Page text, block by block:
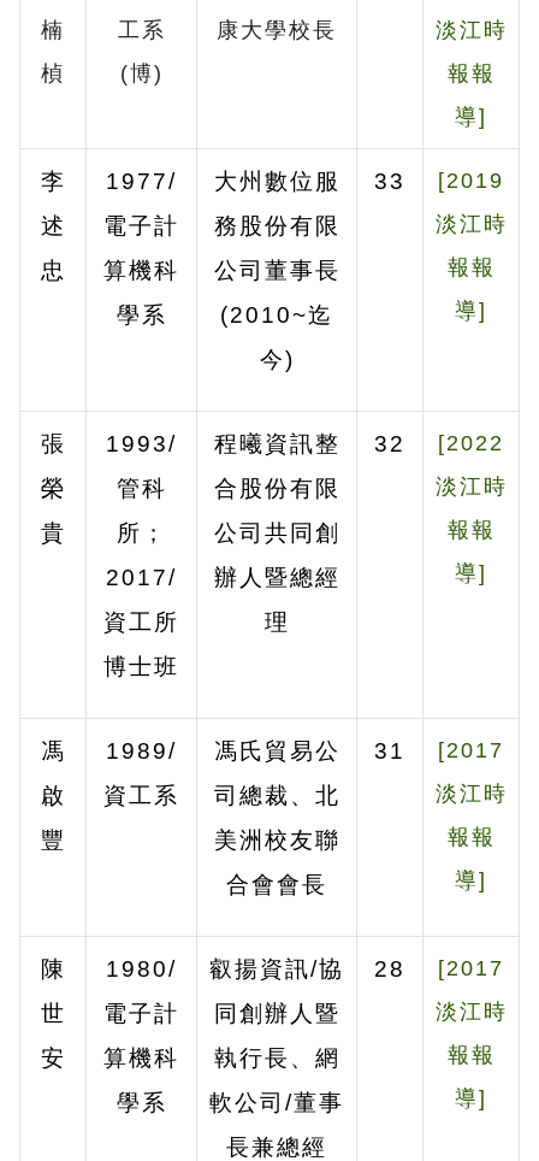
楠
楨
工系
(博)
康大學校長
淡江時
報報
導]
李
述
忠
1977/
電子計
算機科
學系
大州數位服
務股份有限
公司董事長
(2010~迄
今)
33
[2019
淡江時
報報
導]
張
榮
貴
1993/
管科
所；
2017/
資工所
博士班
程曦資訊整
合股份有限
公司共同創
辦人暨總經
理
32
[2022
淡江時
報報
導]
馮
啟
豐
1989/
資工系
馮氏貿易公
司總裁、北
美洲校友聯
合會會長
31
[2017
淡江時
報報
導]
陳
世
安
1980/
電子計
算機科
學系
叡揚資訊/協
同創辦人暨
執行長、網
軟公司 /董事
長兼總經
28
[2017
淡江時
報報
導]